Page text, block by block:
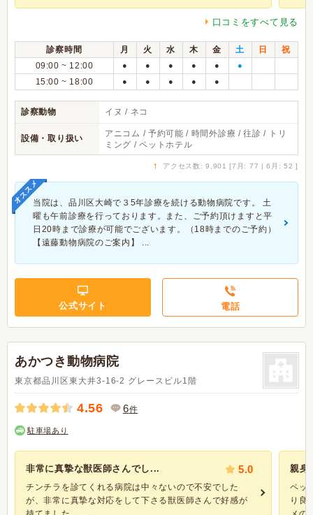
口コミをすべて見る
診察時間 月 火 水 木 金 土 日
祝
09:00 ~ 12:00
● ● ● ● ● ●
15:00 ~ 18:00 ● ● ● ● ●
診察動物 イヌ / ネコ
設備・取り扱い
アニコム / 予約可能 / 時間外診療 / 往診 / トリ
ミング / ペットホテル
↑ アクセス数: 9,901 [7月: 77 | 6月: 52 ]
オススメ当院は、品川区大崎で３5年診療を続ける動物病院です。 土
曜も午前診療を行っております。また、ご予約頂けますと平
日20時まで診療が可能でございます。（18時までのご予約）
【遠藤動物病院のご案内】 ...
公式サイト 電話
あかつき動物病院
東京都品川区東大井3-16-2 グレースビル1階
4.56 6件
駐車場あり
非常に真摯な獣医師さんでし... 5.0
チンチラを診てくれる病院は中々ないので不安でした
が、非常に真摯な対応をして下さる獣医師さんで好感が
親身
ペッ
り良